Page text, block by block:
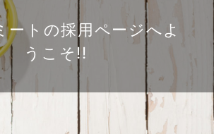
ートの採用ページへよ
うこそ!!